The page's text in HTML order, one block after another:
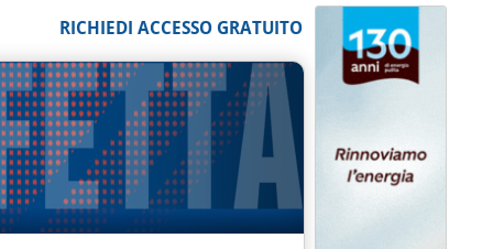
RICHIEDI ACCESSO GRATUITO